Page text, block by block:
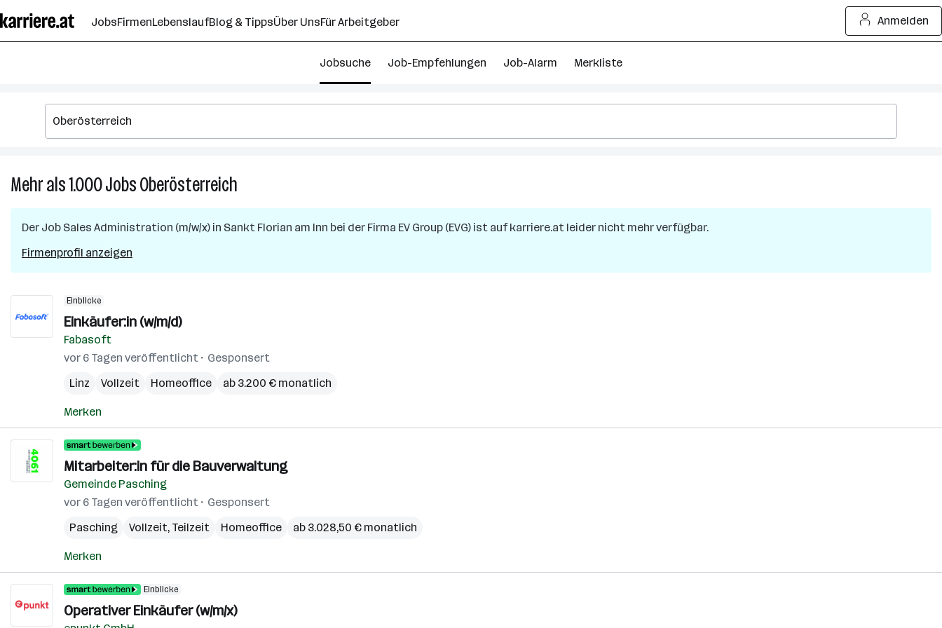
Seiteninhalt
springen
JobsFirmenLebenslaufBlog & TippsÜber UnsFür Arbeitgeber Anmelden
Jobsuche Job-Empfehlungen Job-Alarm Merkliste
Mehr als 1.000JobsOberösterreich
Jobs
Der Job Sales Administration (m/w/x) in Sankt Florian am Inn bei der Firma EV Group (EVG) ist auf karriere.at leider nicht mehr verfügbar.
Firmenprofil anzeigen
Einblicke
Einkäufer:in (w/m/d)
Fabasoft
vor 6 Tagen veröffentlicht
Gesponsert
Linz
Vollzeit Homeoffice ab 3.200 € monatlich
Merken
Mitarbeiter:in für die Bauverwaltung
Gemeinde Pasching
vor 6 Tagen veröffentlicht
Gesponsert
Pasching
Vollzeit, Teilzeit Homeoffice ab 3.028,50 € monatlich
Merken
Einblicke
Operativer Einkäufer (w/m/x)